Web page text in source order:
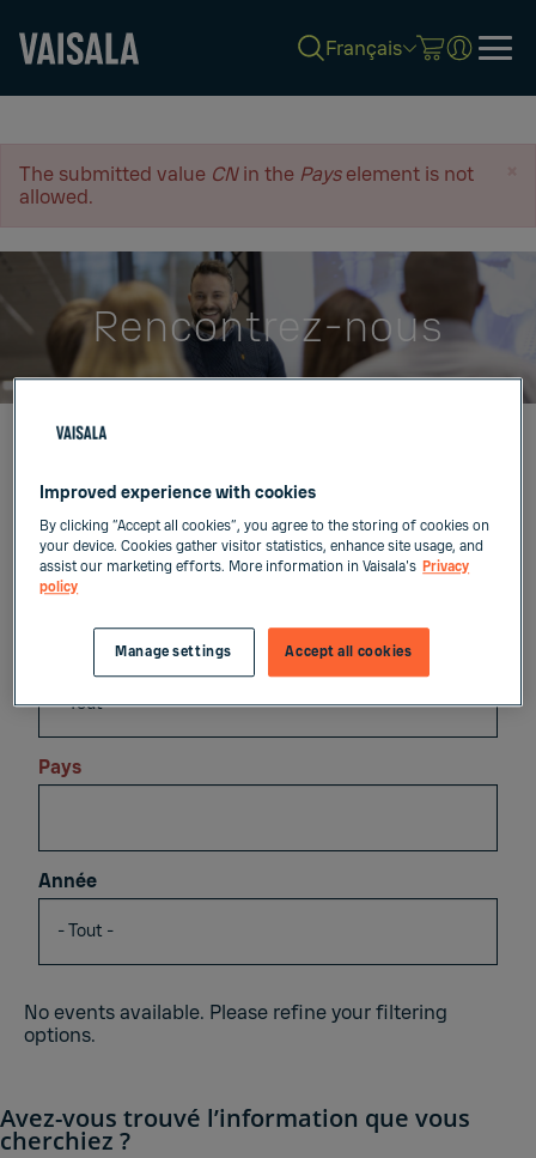
content
Français
Error message
The submitted value CNin the Payselement is not
allowed.
Rencontrez-nous
A venir Passé
Catégorie
Pays
Année
No events available. Please refine your filtering
options.
Avez-vous trouvé l’information que vous
cherchiez ?
Improved experience with cookies
By clicking “Accept all cookies”, you agree to the storing of cookies on
your device. Cookies gather visitor statistics, enhance site usage, and
assist our marketing efforts. More information in Vaisala's Privacy
policy
Accept all cookies
Manage settings